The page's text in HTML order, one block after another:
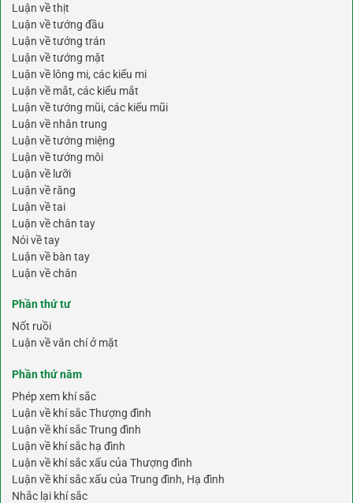
Luận về thịt
Luận về tướng đầu
Luận về tướng trán
Luận về tướng mặt
Luận về lông mi, các kiểu mi
Luận về mắt, các kiểu mắt
Luận về tướng mũi, các kiểu mũi
Luận về nhân trung
Luận về tướng miệng
Luận về tướng môi
Luận về lưỡi
Luận về răng
Luận về tai
Luận về chân tay
Nói về tay
Luận về bàn tay
Luận về chân
Phần thứ tư
Nốt ruồi
Luận về văn chí ở mặt
Phần thứ năm
Phép xem khí sắc
Luận về khí sắc Thượng đình
Luận về khí sắc Trung đình
Luận về khí sắc hạ đình
Luận về khí sắc xấu của Thượng đình
Luận về khí sắc xấu của Trung đình, Hạ đình
Nhắc lại khí sắc